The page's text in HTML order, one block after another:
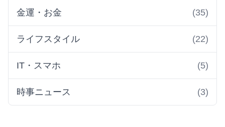
金運・お金 (35)
ライフスタイル (22)
IT・スマホ (5)
時事ニュース (3)